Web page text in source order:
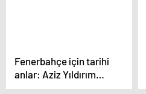
Fenerbahçe için tarihi
anlar: Aziz Yıldırım
gözyaşlarını tutamadı